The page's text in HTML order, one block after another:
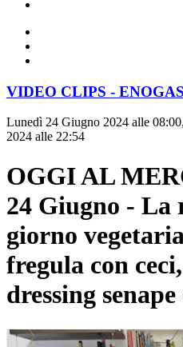
VIDEO CLIPS -
Lunedì 24 Giugno 2024 alle
2024 alle 22:54
OGGI AL
24 Giugno - La
giorno
fregula con
dressing